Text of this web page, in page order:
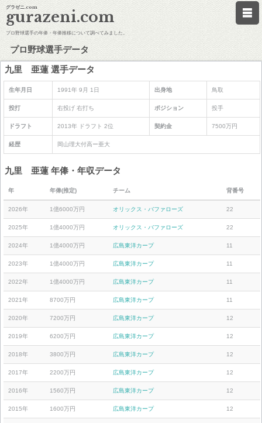
グラゼニ.com
gurazeni.com
プロ野球選手の年俸・年俸推移について調べてみました。
プロ野球選手データ
九里 亜蓮 選手データ
生年月日 1991年 9月 1日 出身地 鳥取
投打 右投げ 右打ち ポジション 投手
ドラフト 2013年 ドラフト 2位 契約金 7500万円
経歴 岡山理大付高ー亜大
九里 亜蓮 年俸・年収データ
年 年俸(推定) チーム 背番号
2026年 1億6000万円 オリックス・バファローズ 22
2025年 1億4000万円 オリックス・バファローズ 22
2024年 1億4000万円 広島東洋カープ 11
2023年 1億4000万円 広島東洋カープ 11
2022年 1億4000万円 広島東洋カープ 11
2021年 8700万円 広島東洋カープ 11
2020年 7200万円 広島東洋カープ 12
2019年 6200万円 広島東洋カープ 12
2018年 3800万円 広島東洋カープ 12
2017年 2200万円 広島東洋カープ 12
2016年 1560万円 広島東洋カープ 12
2015年 1600万円 広島東洋カープ 12